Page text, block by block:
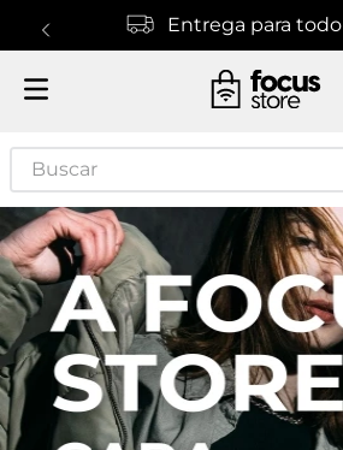
Entrega para todo
Buscar